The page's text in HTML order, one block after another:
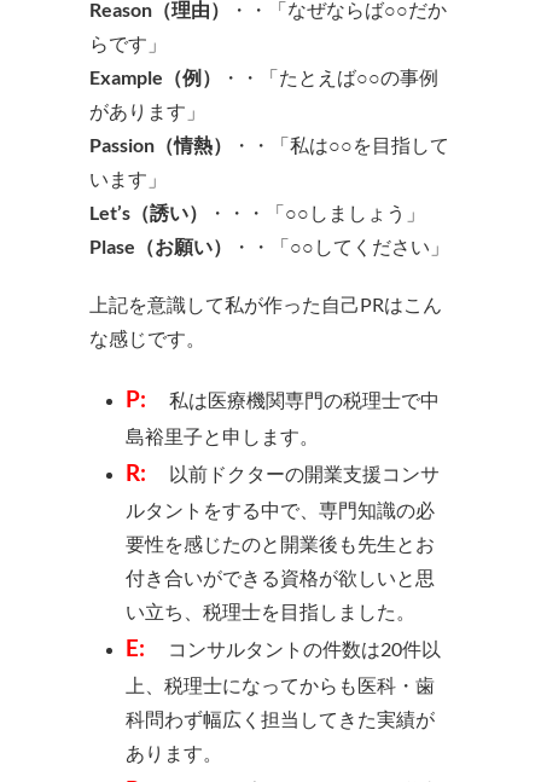
Reason（理由）
・・「なぜならば○○だか
らです」
Example（例）
・・「たとえば○○の事例
があります」
Passion（情熱）
・・「私は○○を目指して
います」
Let’s（誘い）
・・・「○○しましょう」
Plase（お願い）
・・「○○してください」
上記を意識して私が作った自己PRはこん
な感じです。
P: 私は医療機関専門の税理士で中
島裕里子と申します。
R:
以前ドクターの開業支援コンサ
ルタントをする中で、専門知識の必
要性を感じたのと開業後も先生とお
付き合いができる資格が欲しいと思
い立ち、税理士を目指しました。
E:
コンサルタントの件数は20件以
上、税理士になってからも医科・歯
科問わず幅広く担当してきた実績が
あります。